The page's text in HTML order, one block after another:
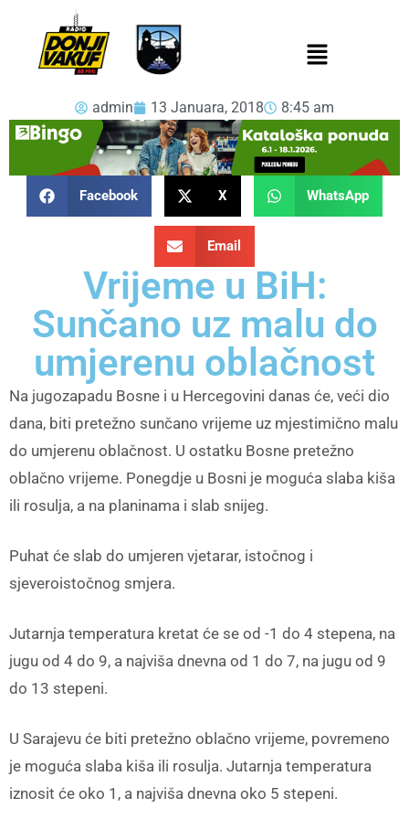
admin 13 Januara, 2018 8:45 am
Facebook X WhatsApp
Email
Vrijeme u BiH:
Sunčano uz malu do
umjerenu oblačnost
Na jugozapadu Bosne i u Hercegovini danas će, veći dio
dana, biti pretežno sunčano vrijeme uz mjestimično malu
do umjerenu oblačnost. U ostatku Bosne pretežno
oblačno vrijeme. Ponegdje u Bosni je moguća slaba kiša
ili rosulja, a na planinama i slab snijeg.
Puhat će slab do umjeren vjetarar, istočnog i
sjeveroistočnog smjera.
Jutarnja temperatura kretat će se od -1 do 4 stepena, na
jugu od 4 do 9, a najviša dnevna od 1 do 7, na jugu od 9
do 13 stepeni.
U Sarajevu će biti pretežno oblačno vrijeme, povremeno
je moguća slaba kiša ili rosulja. Jutarnja temperatura
iznosit će oko 1, a najviša dnevna oko 5 stepeni.